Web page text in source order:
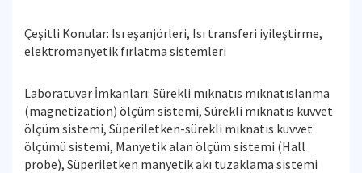
Çeşitli Konular: Isı eşanjörleri, Isı transferi iyileştirme,
elektromanyetik fırlatma sistemleri
Laboratuvar İmkanları: Sürekli mıknatıs mıknatıslanma
(magnetization) ölçüm sistemi, Sürekli mıknatıs kuvvet
ölçüm sistemi, Süperiletken-sürekli mıknatıs kuvvet
ölçümü sistemi, Manyetik alan ölçüm sistemi (Hall
probe), Süperiletken manyetik akı tuzaklama sistemi